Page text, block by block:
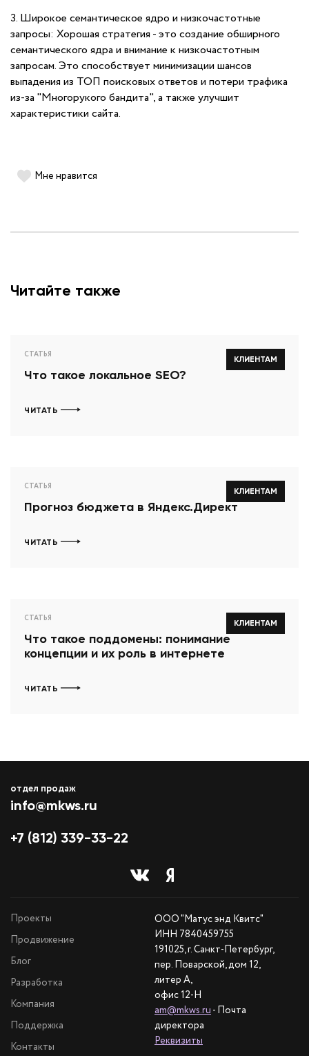
3. Широкое семантическое ядро и низкочастотные
запросы: Хорошая стратегия - это создание обширного
семантического ядра и внимание к низкочастотным
запросам. Это способствует минимизации шансов
выпадения из ТОП поисковых ответов и потери трафика
из-за "Многорукого бандита", а также улучшит
характеристики сайта.
Мне нравится
Читайте также
КЛИЕНТАМ
СТАТЬЯ
Что такое локальное SEO?
ЧИТАТЬ
КЛИЕНТАМ
СТАТЬЯ
Прогноз бюджета в Яндекс.Директ
ЧИТАТЬ
КЛИЕНТАМ
СТАТЬЯ
Что такое поддомены: понимание
концепции и их роль в интернете
ЧИТАТЬ
отдел продаж
info@mkws.ru
+7 (812) 339-33-22
ООО "Матус энд Квитс"
ИНН 7840459755
191025, г. Санкт-Петербург,
пер. Поварской, дом 12,
литер А,
офис 12-Н
am@mkws.ru- Почта
директора
Реквизиты
Проекты
Продвижение
Блог
Разработка
Компания
Поддержка
Контакты